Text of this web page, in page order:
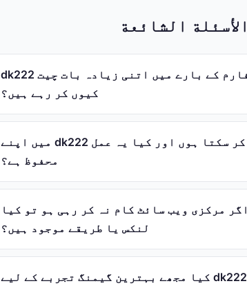
dk222 کیا ہے اور آج کل کھلاڑی اس پلیٹ فارم کے بارے میں اتنی زیادہ بات چیت
کیوں کر رہے ہیں؟
میں اپنے dk222 اکاؤنٹ میں تسجيل دخول (لاگ ان) کیسے کر سکتا ہوں اور کیا یہ عمل
محفوظ ہے؟
اگر مرکزی ویب سائٹ کام نہ کر رہی ہو تو کیا dk222 تک رسائی کے لیے کوئی متبادل
لنکس یا طریقے موجود ہیں؟
کیا مجھے بہترین گیمنگ تجربے کے لیے dk222 APK تحميل (ڈاؤن لوڈ) کرنے کی ضرورت